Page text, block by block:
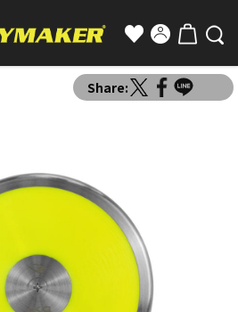
Share: